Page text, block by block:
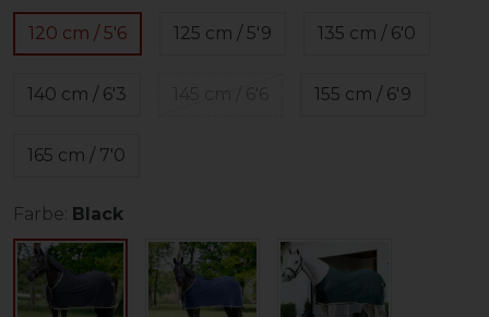
120 cm / 5'6 125 cm / 5'9 135 cm / 6'0
140 cm / 6'3 155 cm / 6'9
165 cm / 7'0
Farbe: Black